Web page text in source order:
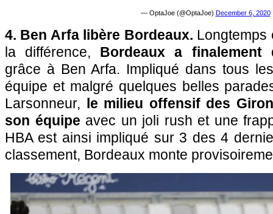
— OptaJoe (@OptaJoe) December 6, 2020
4. Ben Arfa libère Bordeaux. Longtemps
la différence, Bordeaux a finalement
grâce à Ben Arfa. Impliqué dans tous
équipe et malgré quelques belles
Larsonneur, le milieu offensif des
son équipe avec un joli rush et une
HBA est ainsi impliqué sur 3 des 4
classement, Bordeaux monte